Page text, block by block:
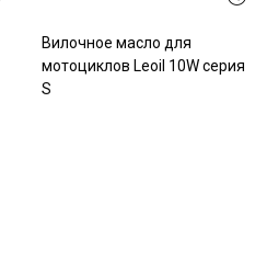
Вилочное масло для
мотоциклов Leoil 10W серия
S